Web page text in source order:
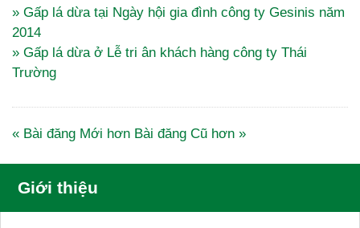
» Gấp lá dừa tại Ngày hội gia đình công ty Gesinis năm
2014
» Gấp lá dừa ở Lễ tri ân khách hàng công ty Thái
Trường
« Bài đăng Mới hơn Bài đăng Cũ hơn »
Giới thiệu